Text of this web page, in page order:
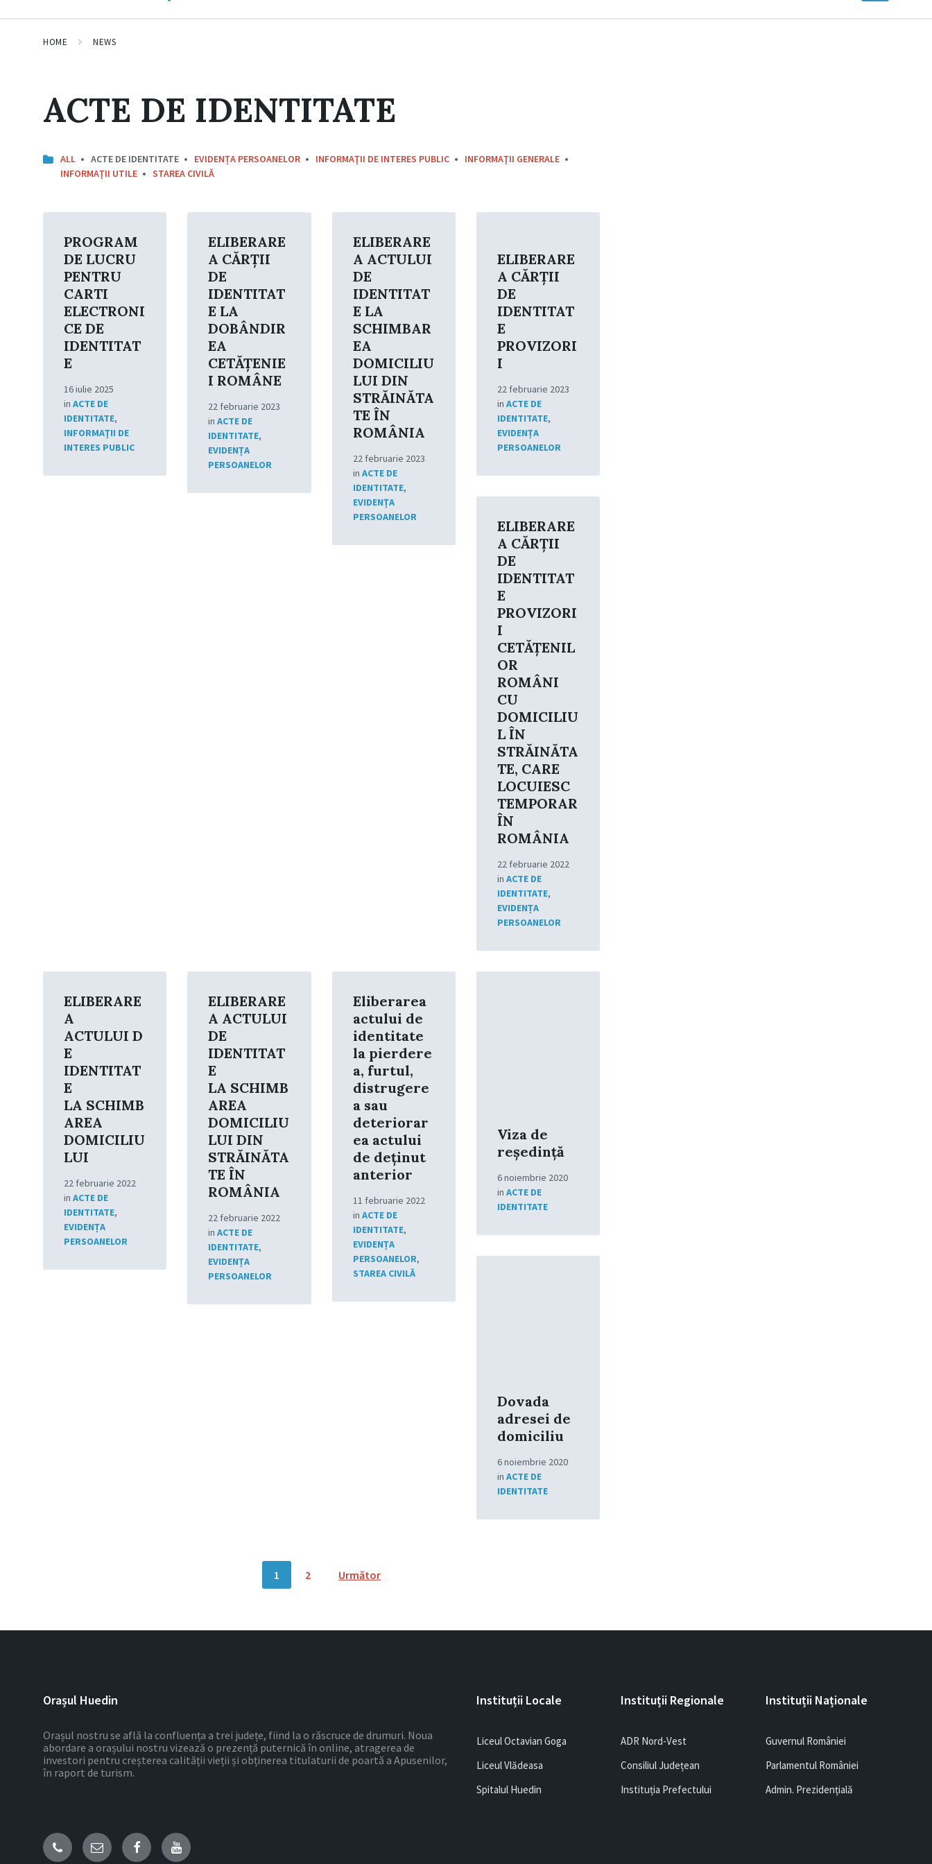
HOME NEWS
ACTE DE IDENTITATE
ALL ACTE DE IDENTITATE EVIDENȚA PERSOANELOR INFORMAŢII DE INTERES PUBLIC
INFORMAŢII GENERALE
INFORMAŢII UTILE
STAREA CIVILĂ
PROGRAM
DE LUCRU
PENTRU
CARTI
ELECTRONI
CE DE
IDENTITAT
E
16 iulie 2025
in ACTE DE
IDENTITATE,
INFORMAŢII DE
INTERES PUBLIC
ELIBERARE
A CĂRŢII
DE
IDENTITAT
E LA
DOBÂNDIR
EA
CETĂŢENIE
I ROMÂNE
22 februarie 2023
inACTE DE
IDENTITATE,
EVIDENȚA
PERSOANELOR
ELIBERARE
A ACTULUI
DE
IDENTITAT
E LA
SCHIMBAR
EA
DOMICILIU
LUI DIN
STRĂINĂTA
TE ÎN
ROMÂNIA
22 februarie 2023
in ACTE DE
IDENTITATE,
EVIDENȚA
PERSOANELOR
ELIBERARE
A CĂRŢII
DE
IDENTITAT
E
PROVIZORI
I
22 februarie 2023
in ACTE DE
IDENTITATE,
EVIDENȚA
PERSOANELOR
ELIBERARE
A CĂRŢII
DE
IDENTITAT
E
PROVIZORI
I
CETĂŢENIL
OR
ROMÂNI
CU
DOMICILIU
L ÎN
STRĂINĂTA
TE, CARE
LOCUIESC
TEMPORAR
ÎN
ROMÂNIA
22 februarie 2022
in ACTE DE
IDENTITATE,
EVIDENȚA
PERSOANELOR
ELIBERARE
A
ACTULUI D
E
IDENTITAT
E
LA SCHIMB
AREA
DOMICILIU
LUI
22 februarie 2022
in ACTE DE
IDENTITATE,
EVIDENȚA
PERSOANELOR
ELIBERARE
A ACTULUI
DE
IDENTITAT
E
LA SCHIMB
AREA
DOMICILIU
LUI DIN
STRĂINĂTA
TE ÎN
ROMÂNIA
22 februarie 2022
inACTE DE
IDENTITATE,
EVIDENȚA
PERSOANELOR
Eliberarea
actului de
identitate
la pierdere
a, furtul,
distrugere
a sau
deteriorar
ea actului
de deţinut
anterior
11 februarie 2022
in ACTE DE
IDENTITATE,
EVIDENȚA
PERSOANELOR,
STAREA CIVILĂ
Viza de
reședință
6 noiembrie 2020
in ACTE DE
IDENTITATE
Dovada
adresei de
domiciliu
6 noiembrie 2020
in ACTE DE
IDENTITATE
1 2 Următor
Orașul Huedin
Orașul nostru se află la confluența a trei județe, fiind la o răscruce de drumuri. Noua
abordare a orașului nostru vizează o prezență puternică în online, atragerea de
investori pentru creșterea calității vieții și obținerea titulaturii de poartă a Apusenilor,
în raport de turism.
Instituții Locale
Liceul Octavian Goga
Liceul Vlădeasa
Spitalul Huedin
Instituții Regionale
ADR Nord-Vest
Consiliul Județean
Instituția Prefectului
Instituții Naționale
Guvernul României
Parlamentul României
Admin. Prezidențială
Email FacebookYouTube